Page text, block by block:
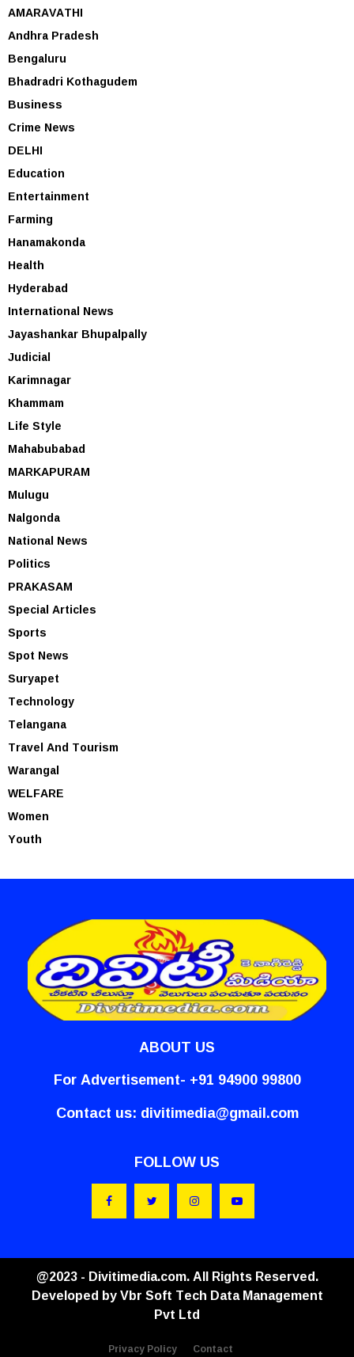
AMARAVATHI
Andhra Pradesh
Bengaluru
Bhadradri Kothagudem
Business
Crime News
DELHI
Education
Entertainment
Farming
Hanamakonda
Health
Hyderabad
International News
Jayashankar Bhupalpally
Judicial
Karimnagar
Khammam
Life Style
Mahabubabad
MARKAPURAM
Mulugu
Nalgonda
National News
Politics
PRAKASAM
Special Articles
Sports
Spot News
Suryapet
Technology
Telangana
Travel And Tourism
Warangal
WELFARE
Women
Youth
ABOUT US
For Advertisement- +91 94900 99800
Contact us: divitimedia@gmail.com
FOLLOW US
@2023 - Divitimedia.com. All Rights Reserved.
Developed byVbr Soft Tech Data Management
Pvt Ltd
Privacy Policy Contact